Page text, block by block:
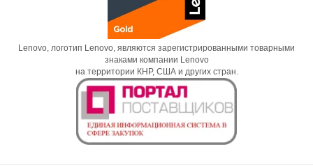
Lenovo, логотип Lenovo, являются зарегистрированными товарными
знаками компании Lenovo
на территории КНР, США и других стран.